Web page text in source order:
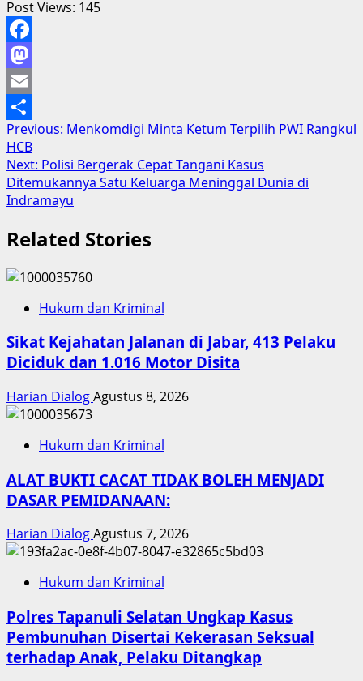
Post Views: 145
Facebook
Mastodon
Email
Share
Post
navigation
Previous: Menkomdigi Minta Ketum Terpilih PWI Rangkul
HCB
Next: Polisi Bergerak Cepat Tangani Kasus
Ditemukannya Satu Keluarga Meninggal Dunia di
Indramayu
Related Stories
Hukum dan Kriminal
Sikat Kejahatan Jalanan di Jabar, 413 Pelaku
Diciduk dan 1.016 Motor Disita
Harian DialogAgustus 8, 2026
Hukum dan Kriminal
ALAT BUKTI CACAT TIDAK BOLEH MENJADI
DASAR PEMIDANAAN:
Harian DialogAgustus 7, 2026
Hukum dan Kriminal
Polres Tapanuli Selatan Ungkap Kasus
Pembunuhan Disertai Kekerasan Seksual
terhadap Anak, Pelaku Ditangkap